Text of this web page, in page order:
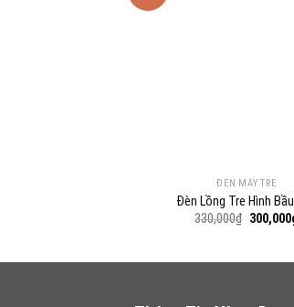
ĐÈN MÂY TRE
Đèn Lồng Tre Hình
330,000₫ Giá
300,000